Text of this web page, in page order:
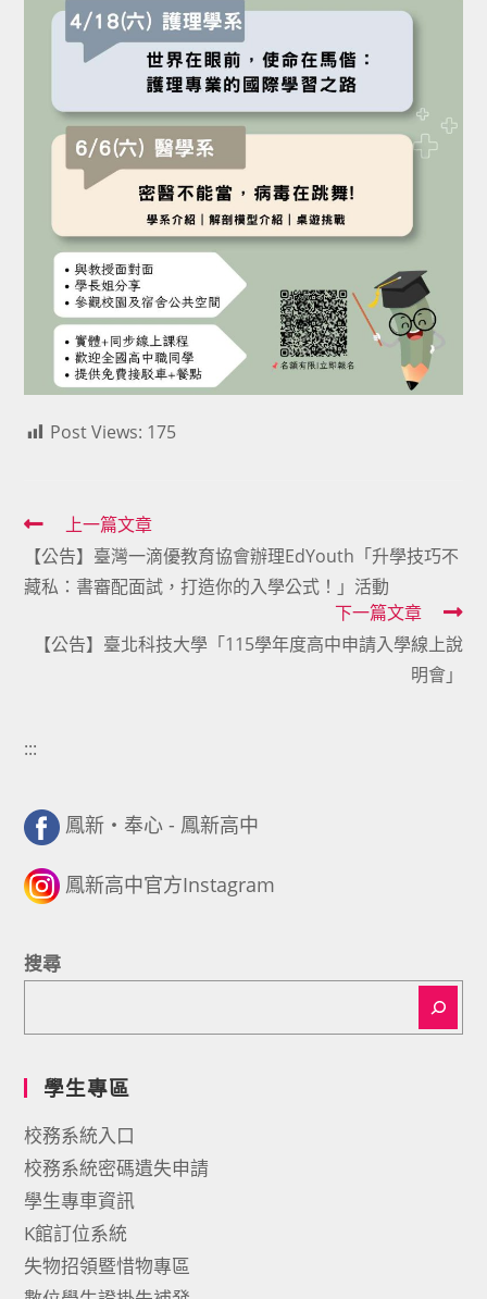
Post Views: 175
Read
more
articles
上一篇文章
【公告】臺灣一滴優教育協會辦理EdYouth「升學技巧不
藏私：書審配面試，打造你的入學公式！」活動
下一篇文章
【公告】臺北科技大學「115學年度高中申請入學線上說
明會」
:::
鳳新・奉心 - 鳳新高中
鳳新高中官方Instagram
搜尋
學生專區
校務系統入口
校務系統密碼遺失申請
學生專車資訊
K館訂位系統
失物招領暨惜物專區